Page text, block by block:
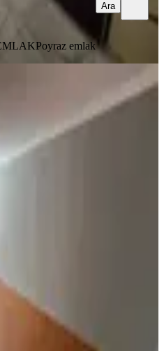
Poyraz emlak
Ara
Şehir Hastanesi Ve
Yakını Arakat Balkonlu
1 Bina Kiralık !!
Mahallesi
Yüksek giriş